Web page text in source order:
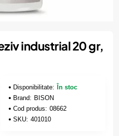
industrial 20 gr,
Disponibilitate:
În stoc
Brand: BISON
Cod produs: 08662
SKU: 401010